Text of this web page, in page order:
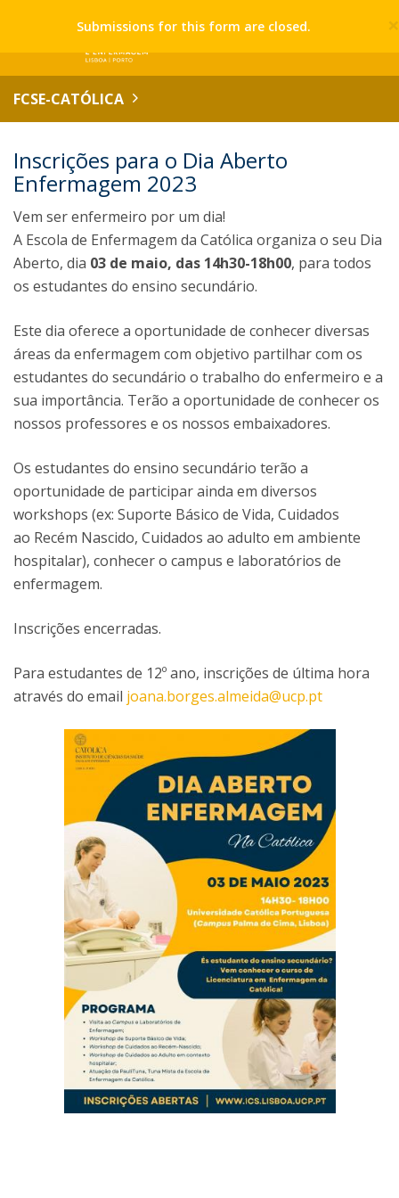
×
Submissions for this form are closed.
FCSE-CATÓLICA
Inscrições para o Dia Aberto
Enfermagem 2023
Vem ser enfermeiro por um dia!
A Escola de Enfermagem da Católica organiza o seu Dia
Aberto, dia 03 de maio, das 14h30-18h00, para todos
os estudantes do ensino secundário.
Este dia oferece a oportunidade de conhecer diversas
áreas da enfermagem com objetivo partilhar com os
estudantes do secundário o trabalho do enfermeiro e a
sua importância. Terão a oportunidade de conhecer os
nossos professores e os nossos embaixadores.
Os estudantes do ensino secundário terão a
oportunidade de participar ainda em diversos
workshops (ex: Suporte Básico de Vida, Cuidados
ao Recém Nascido, Cuidados ao adulto em ambiente
hospitalar​), conhecer o campus e laboratórios de
enfermagem.
Inscrições encerradas.
Para estudantes de 12º ano, inscrições de última hora
através do email joana.borges.almeida@ucp.pt